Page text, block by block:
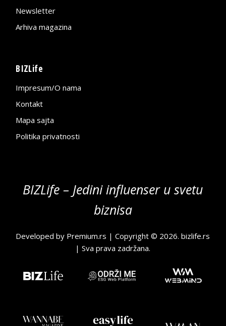
Newsletter
Arhiva magazina
BIZLife
Impresum/O nama
Kontakt
Mapa sajta
Politika privatnosti
BIZLife – Jedini influenser u svetu
biznisa
Developed by Premium.rs | Copyright © 2026.bizlife.rs
| Sva prava zadržana.